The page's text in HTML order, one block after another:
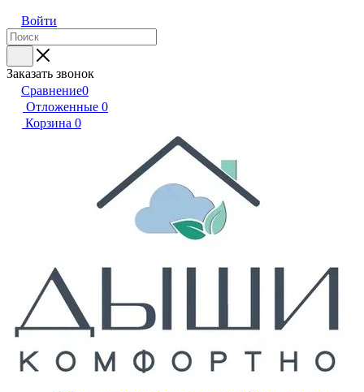
Войти
Заказать звонок
Сравнение0
Отложенные 0
Корзина 0